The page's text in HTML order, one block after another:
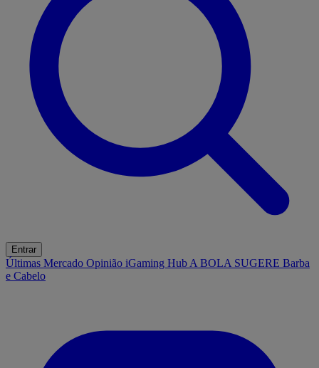
Entrar
Últimas Mercado Opinião iGaming Hub A BOLA SUGERE Barba
e Cabelo